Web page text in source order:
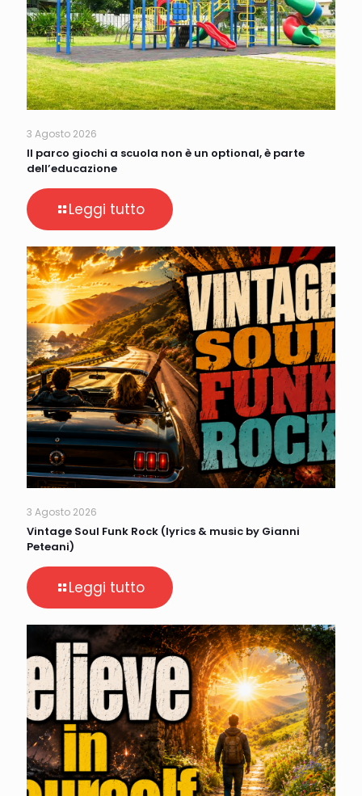
3 Agosto 2026
Il parco giochi a scuola non è un optional, è parte
dell’educazione
Leggi tutto
3 Agosto 2026
Vintage Soul Funk Rock (lyrics & music by Gianni
Peteani)
Leggi tutto